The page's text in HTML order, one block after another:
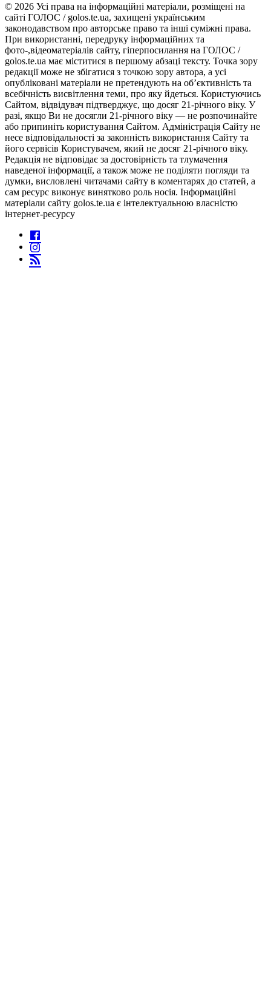
© 2026 Усі права на інформаційні матеріали, розміщені на
сайті ГОЛОС / golos.te.ua, захищені українським
законодавством про авторське право та інші суміжні права.
При використанні, передруку інформаційних та
фото-,відеоматеріалів сайту, гіперпосилання на ГОЛОС /
golos.te.ua має міститися в першому абзаці тексту. Точка зору
редакції може не збігатися з точкою зору автора, а усі
опубліковані матеріали не претендують на об’єктивність та
всебічність висвітлення теми, про яку йдеться. Користуючись
Сайтом, відвідувач підтверджує, що досяг 21-річного віку. У
разі, якщо Ви не досягли 21-річного віку — не розпочинайте
або припиніть користування Сайтом. Адміністрація Сайту не
несе відповідальності за законність використання Сайту та
його сервісів Користувачем, який не досяг 21-річного віку.
Редакція не відповідає за достовірність та тлумачення
наведеної інформації, а також може не поділяти погляди та
думки, висловлені читачами сайту в коментарях до статей, а
сам ресурс виконує винятково роль носія. Інформаційні
матеріали сайту golos.te.ua є інтелектуальною власністю
інтернет-ресурсу